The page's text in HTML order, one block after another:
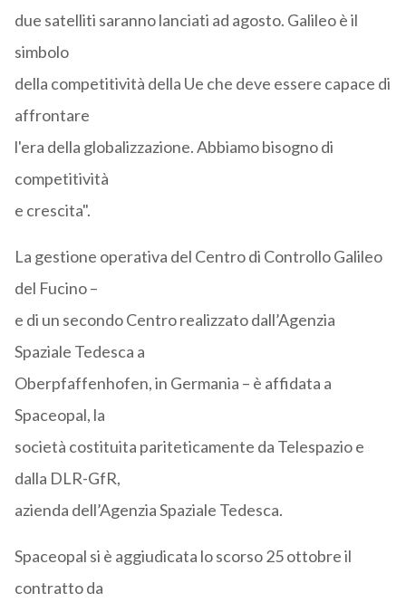
due satelliti saranno lanciati ad agosto. Galileo è il
simbolo
della competitività della Ue che deve essere capace di
affrontare
l'era della globalizzazione. Abbiamo bisogno di
competitività
e crescita".
La gestione operativa del Centro di Controllo Galileo
del Fucino –
e di un secondo Centro realizzato dall’Agenzia
Spaziale Tedesca a
Oberpfaffenhofen, in Germania – è affidata a
Spaceopal, la
società costituita pariteticamente da Telespazio e
dalla DLR-GfR,
azienda dell’Agenzia Spaziale Tedesca.
Spaceopal si è aggiudicata lo scorso 25 ottobre il
contratto da